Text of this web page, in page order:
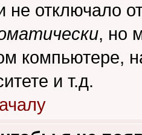
не отключало
, но
компьютере,
и т.д.